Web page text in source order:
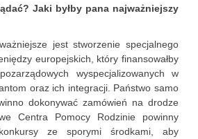
Jaki byłby pana najważniejszy
jest stworzenie specjalnego
europejskich, który finansowałby
wyspecjalizowanych w
oraz ich integracji. Państwo samo
dokonywać zamówień na drodze
Centra Pomocy Rodzinie powinny
ze sporymi środkami, aby